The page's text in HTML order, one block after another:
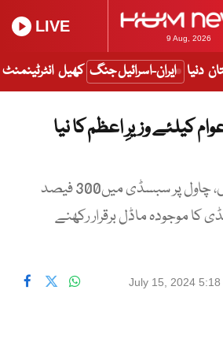
9 Aug, 2026
LIVE
دنیا ایران-اسرائیل جنگ کھیل انٹرٹینمنٹ
کیلئے وزیرِ اعظم کا نیا
یوٹیلیٹی اسٹورز پر دالوں، چاول پر سبسڈی میں300 فیصد
کا موجودہ ماڈل برقرار رکھنے
July 15, 2024 5:18